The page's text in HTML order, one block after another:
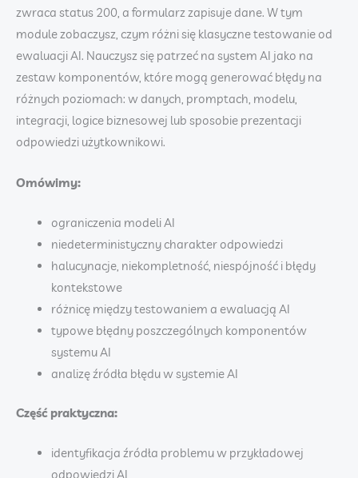
zwraca status 200, a formularz zapisuje dane. W tym
module zobaczysz, czym różni się klasyczne testowanie od
ewaluacji AI. Nauczysz się patrzeć na system AI jako na
zestaw komponentów, które mogą generować błędy na
różnych poziomach: w danych, promptach, modelu,
integracji, logice biznesowej lub sposobie prezentacji
odpowiedzi użytkownikowi.
Omówimy:
ograniczenia modeli AI
niedeterministyczny charakter odpowiedzi
halucynacje, niekompletność, niespójność i błędy
kontekstowe
różnicę między testowaniem a ewaluacją AI
typowe błędny poszczególnych komponentów
systemu AI
analizę źródła błędu w systemie AI
Część praktyczna:
identyfikacja źródła problemu w przykładowej
odpowiedzi AI